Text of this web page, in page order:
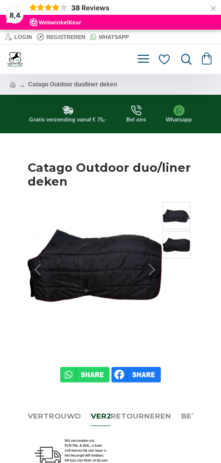
8,4
38 Reviews ×
LOGIN REGISTREREN WHATSAPP
Catago Outdoor duo/liner deken
Gratis verzending vanaf € 75,- Bel ons Whatsapp
Catago Outdoor duo/liner
deken
VERTROUWD VERZENDEN
Wij verzenden via
POSTNL & DHL, u kunt
zelf kiezen bij ons waar u
het bezorgd wilt hebben.
Dit kan zijn thuis of bij een
RETOURNEREN BETALEN